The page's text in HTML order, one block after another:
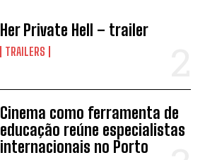
Her Private Hell – trailer
TRAILERS
Cinema como ferramenta de
educação reúne especialistas
internacionais no Porto